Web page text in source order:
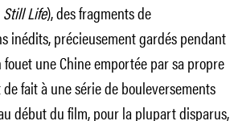
Still Life), des fragments de
inédits, précieusement gardés pendant
une Chine emportée par sa propre
fait à une série de bouleversements
début du film, pour la plupart disparus,